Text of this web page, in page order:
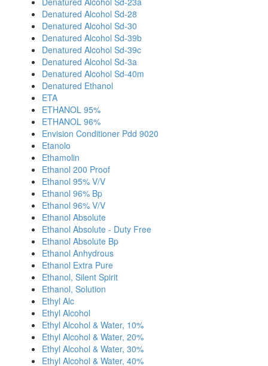
Denatured Alcohol Sd-28
Denatured Alcohol Sd-30
Denatured Alcohol Sd-39b
Denatured Alcohol Sd-39c
Denatured Alcohol Sd-3a
Denatured Alcohol Sd-40m
Denatured Ethanol
ETA
ETHANOL 95%
ETHANOL 96%
Envision Conditioner Pdd 9020
Etanolo
Ethamolin
Ethanol 200 Proof
Ethanol 95% V/V
Ethanol 96% Bp
Ethanol 96% V/V
Ethanol Absolute
Ethanol Absolute - Duty Free
Ethanol Absolute Bp
Ethanol Anhydrous
Ethanol Extra Pure
Ethanol, Silent Spirit
Ethanol, Solution
Ethyl Alc
Ethyl Alcohol
Ethyl Alcohol & Water, 10%
Ethyl Alcohol & Water, 20%
Ethyl Alcohol & Water, 30%
Ethyl Alcohol & Water, 40%